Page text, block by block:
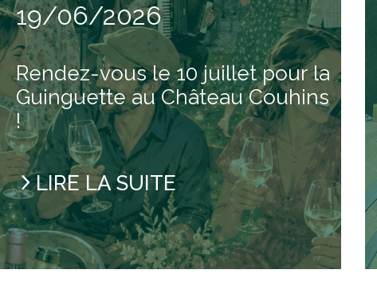
19/06/2026
Rendez-vous le 10 juillet pour la
Guinguette au Château Couhins
!
LIRE LA SUITE